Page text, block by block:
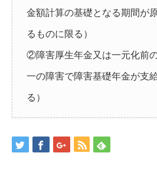
金額計算の基礎となる期間が
るものに限る）
②障害厚生年金又は一元化前
一の障害で障害基礎年金が支
る）